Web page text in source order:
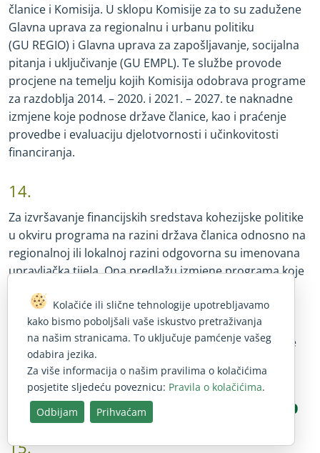
članice i Komisija. U sklopu Komisije za to su zadužene
Glavna uprava za regionalnu i urbanu politiku
(GU REGIO) i Glavna uprava za zapošljavanje, socijalna
pitanja i uključivanje (GU EMPL). Te službe provode
procjene na temelju kojih Komisija odobrava programe
za razdoblja 2014. – 2020. i 2021. – 2027. te naknadne
izmjene koje podnose države članice, kao i praćenje
provedbe i evaluaciju djelotvornosti i učinkovitosti
financiranja.
14.
Za izvršavanje financijskih sredstava kohezijske politike
u okviru programa na razini država članica odnosno na
regionalnoj ili lokalnoj razini odgovorna su imenovana
upravljačka tijela. Ona predlažu izmjene programa koje
odgovarajuće postupke i kriterije za odabir, sklapaju
sporazume o dodjeli bespovratnih sredstava s
korisnicima za odabrane projekte i prate provedbu te
izvješćuju o ostvarenjima i rezultatima.
Opseg revizije i revizijski pristup
15.
Kolačiće ili slične tehnologije upotrebljavamo
kako bismo poboljšali vaše iskustvo pretraživanja
na našim stranicama. To uključuje pamćenje vašeg
odabira jezika.
Za više informacija o našim pravilima o kolačićima
posjetite sljedeću poveznicu: Pravila o kolačićima.
Odbijam
Prihvaćam